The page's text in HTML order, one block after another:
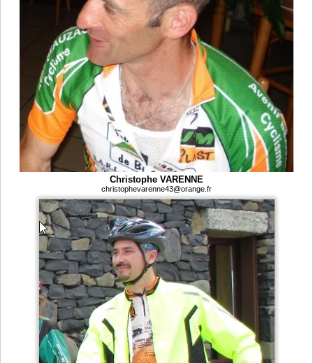
Christophe VARENNE
christophevarenne43@orange.fr